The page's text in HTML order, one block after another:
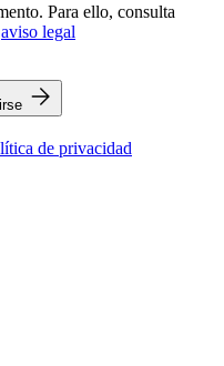
Para ello, consulta
aviso legal
de privacidad